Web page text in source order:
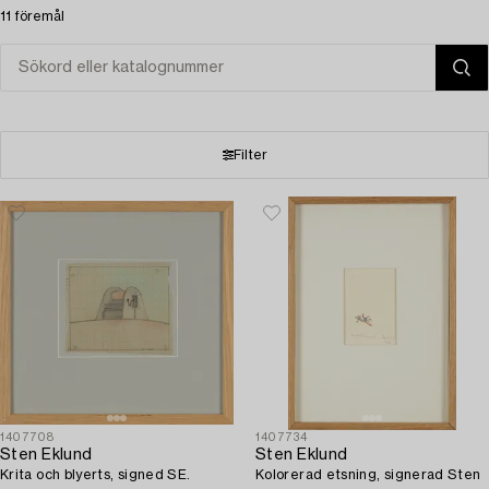
11 föremål
Filter
1407708
Sten Eklund
Krita och blyerts, signed SE.
1407734
Sten Eklund
Kolorerad etsning, signerad Sten